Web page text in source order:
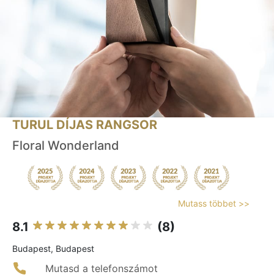
TURUL DÍJAS RANGSOR
Floral Wonderland
Mutass többet >>
8.1 (8)
Budapest, Budapest
Mutasd a telefonszámot